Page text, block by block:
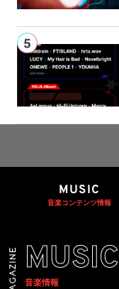
MUSIC
音楽コンテンツ情報
MUSIC
音楽情報